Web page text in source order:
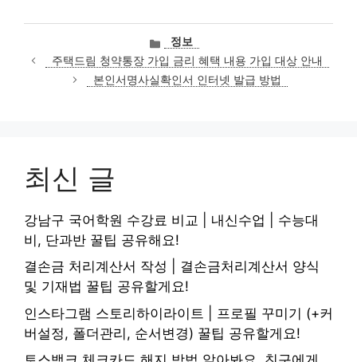
카
테
고
리
정보
주택드림 청약통장 가입 금리 혜택 내용 가입 대상 안내
본인서명사실확인서 인터넷 발급 방법
최신 글
강남구 국어학원 수강료 비교 | 내신수업 | 수능대
비, 단과반 꿀팁 공유해요!
결손금 처리계산서 작성 | 결손금처리계산서 양식
및 기재법 꿀팁 공유할게요!
인스타그램 스토리하이라이트 | 프로필 꾸미기 (+커
버설정, 폴더관리, 순서변경) 꿀팁 공유할게요!